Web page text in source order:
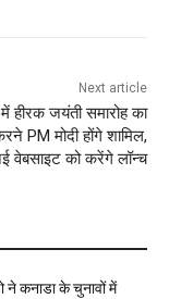
Next article
हीरक जयंती समारोह का
PM मोदी होंगे शामिल,
वेबसाइट को करेंगे लॉन्च
ने कनाडा के चुनावों में